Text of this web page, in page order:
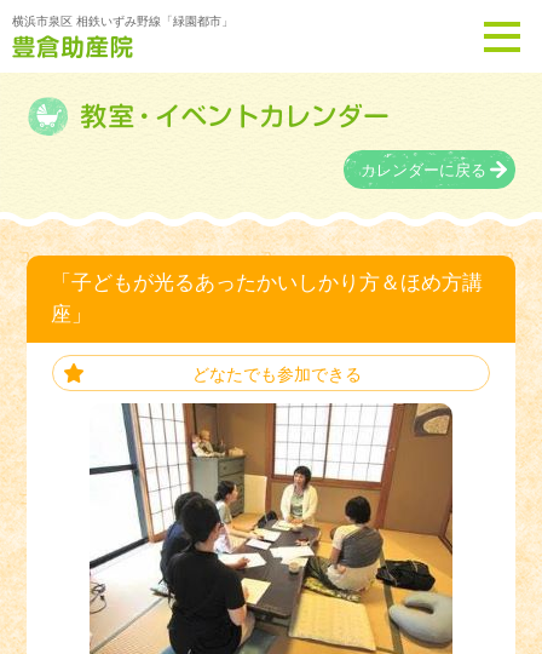
横浜市泉区 相鉄いずみ野線「緑園都市」
カレンダーに戻る
「子どもが光るあったかいしかり方＆ほめ方講
座」
どなたでも参加できる